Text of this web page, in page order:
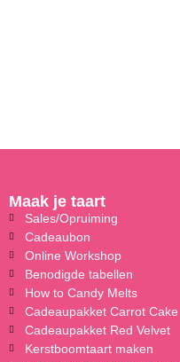
Maak je taart
Sales/Opruiming
Cadeaubon
Online Workshop
Benodigde tabellen
How to Candy Melts
Cadeaupakket Carrot Cake
Cadeaupakket Red Velvet
Kerstboomtaart maken